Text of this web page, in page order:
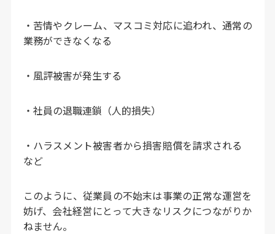
・苦情やクレーム、マスコミ対応に追われ、通常の
業務ができなくなる
・風評被害が発生する
・社員の退職連鎖（人的損失）
・ハラスメント被害者から損害賠償を請求される
など
このように、従業員の不始末は事業の正常な運営を
妨げ、会社経営にとって大きなリスクにつながりか
ねません。